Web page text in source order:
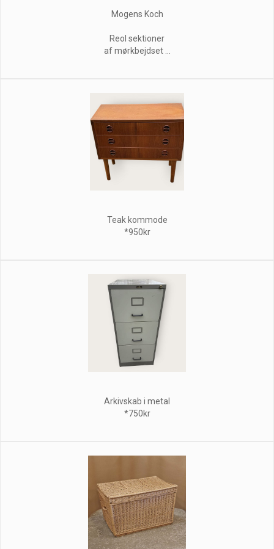
Mogens Koch
Reol sektioner
af mørkbejdset ...
Teak kommode
*950kr
Arkivskab i metal
*750kr